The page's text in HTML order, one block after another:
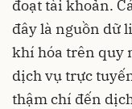
đoạt tài khoản.
đây là nguồn dữ
khí hóa trên quy
dịch vụ trực
thậm chí đến